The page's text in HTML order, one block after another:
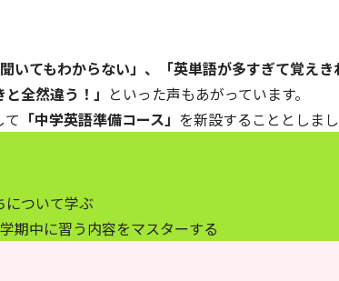
いてもわからない」、「英単語が多すぎて覚えき
と全然違う！」 といった声もあがっています。
「中学英語準備コース」 を新設することとしまし
ついて学ぶ
期中に習う内容をマスターする